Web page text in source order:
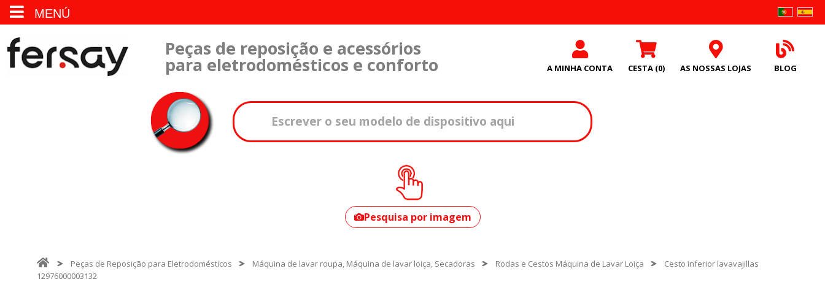
MENÚ
Peças de reposição e acessórios
para eletrodomésticos e conforto A MINHA CONTA CESTA (0) AS NOSSAS LOJAS BLOG
seu modelo?
Pesquisa por imagem
Peças de Reposição para Eletrodomésticos Máquina de lavar roupa, Máquina de lavar loiça, Secadoras Rodas e Cestos Máquina de Lavar Loiça
Cesto inferior lavavajillas
12976000003132